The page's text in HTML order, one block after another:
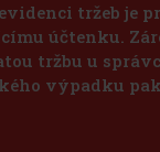
Go Pack
Robusto 2x Joya
Cinco de
tržeb je
účtenku.
tržbu u
výpadku